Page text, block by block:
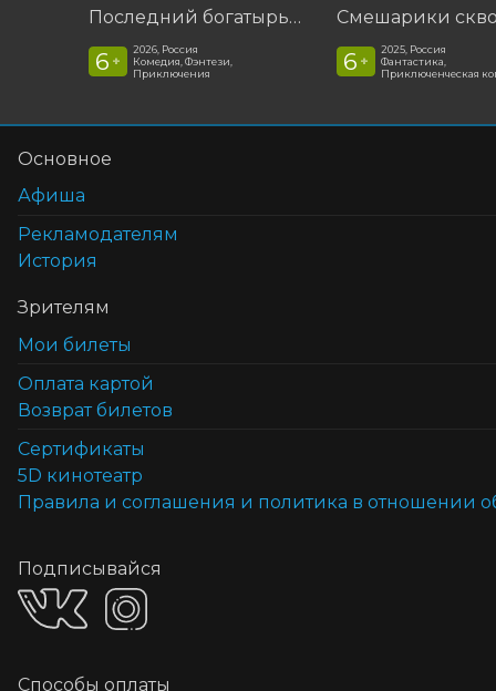
Последний богатырь. Колобок
6 +
2026, Россия
Комедия, Фэнтези,
Приключения
6 +
2025, Россия
Фантастика,
Приключенческая
Основное
Афиша
Рекламодателям
История
Зрителям
Мои билеты
Оплата картой
Возврат билетов
Cертификаты
5D кинотеатр
Правила и соглашения и политика в отношении
Подписывайся
Способы оплаты